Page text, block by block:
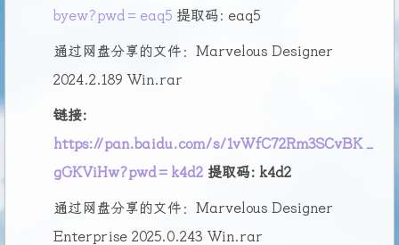
byew?pwd=eaq5 提取码: eaq5
通过网盘分享的文件：Marvelous Designer
2024.2.189 Win.rar
链接:
https://pan.baidu.com/s/1vWfC72Rm3SCvBK_
gGKViHw?pwd=k4d2 提取码: k4d2
通过网盘分享的文件：Marvelous Designer
Enterprise 2025.0.243 Win.rar